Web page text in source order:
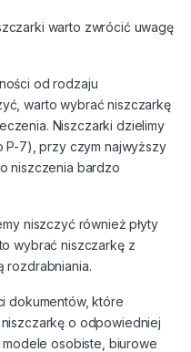
warto zwrócić uwagę
od rodzaju
warto wybrać niszczarkę
Niszczarki dzielimy
P-7), przy czym najwyższy
niszczenia bardzo
niszczyć również płyty
wybrać niszczarkę z
rozdrabniania.
dokumentów, które
o odpowiedniej
osobiste, biurowe